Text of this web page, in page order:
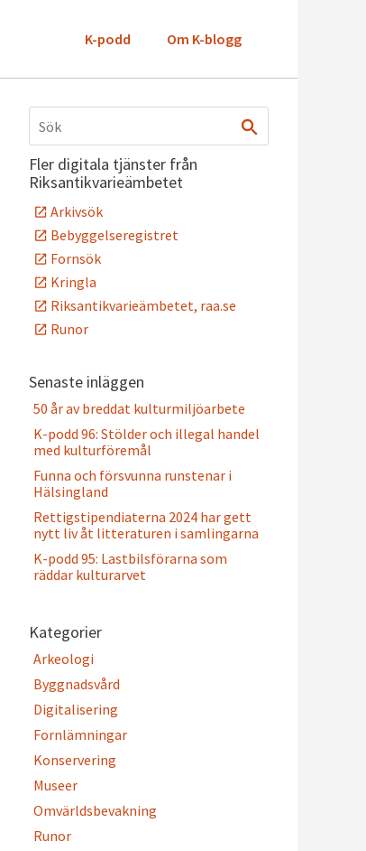
K-podd Om K-blogg
Fler digitala tjänster från
Riksantikvarieämbetet
Arkivsök
Bebyggelseregistret
Fornsök
Kringla
Riksantikvarieämbetet, raa.se
Runor
Senaste inläggen
50 år av breddat kulturmiljöarbete
K-podd 96: Stölder och illegal handel
med kulturföremål
Funna och försvunna runstenar i
Hälsingland
Rettigstipendiaterna 2024 har gett
nytt liv åt litteraturen i samlingarna
K-podd 95: Lastbilsförarna som
räddar kulturarvet
Kategorier
Arkeologi
Byggnadsvård
Digitalisering
Fornlämningar
Konservering
Museer
Omvärldsbevakning
Runor